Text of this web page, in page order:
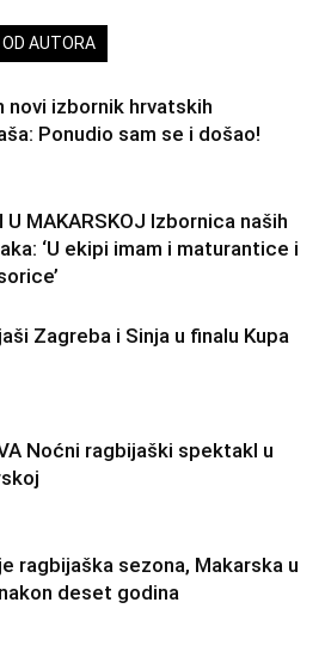
OD AUTORA
novi izbornik hrvatskih
Ponudio sam se i došao!
U MAKARSKOJ Izbornica naših
‘U ekipi imam i maturantice i
Zagreba i Sinja u finalu Kupa
Noćni ragbijaški spektakl u
ragbijaška sezona, Makarska u
deset godina